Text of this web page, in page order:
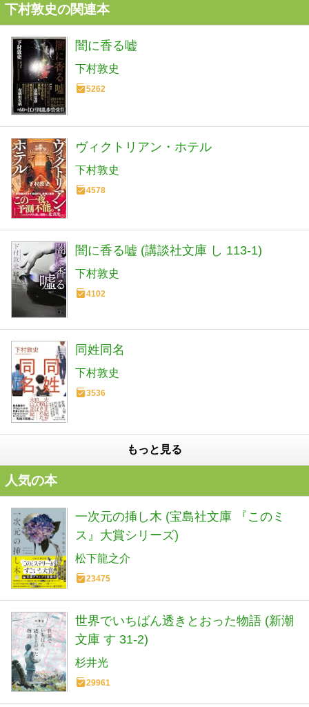
下村敦史の関連本
闇に香る嘘
下村敦史
5262
ヴィクトリアン・ホテル
下村敦史
4578
闇に香る嘘 (講談社文庫 し 113-1)
下村敦史
4102
同姓同名
下村敦史
3536
もっと見る
人気の本
一次元の挿し木 (宝島社文庫 『このミ
ス』大賞シリーズ)
松下龍之介
23475
世界でいちばん透きとおった物語 (新潮
文庫 す 31-2)
杉井光
29961